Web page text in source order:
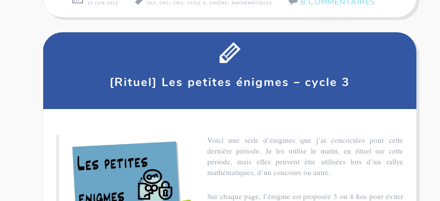
10 JUIN 2012 CE2 ,CM1 ,CM2 ,CYCLE 3 ,ENIGME ,MATHÉMATIQUES
[Rituel] Les petites énigmes – cycle 3
Voici une série d’énigmes que j’ai concoctées pour cette
dernière période. Je les utilise le matin, en rituel sur cette
période, mais elles peuvent être utilisées lors d’un rallye
mathématiques, d’un concours ou autre.
Sur chaque page, l’énigme est proposée 3 ou 4 fois pour éviter